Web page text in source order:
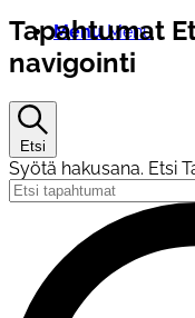
Menu Menu
Tapahtumat
navigointi
Etsi
Syötä hakusana. Etsi